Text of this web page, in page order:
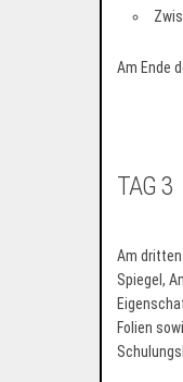
Am Ende
TAG 3
Am
Spiegel,
Folien